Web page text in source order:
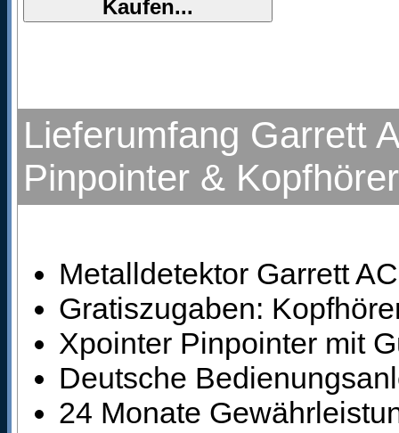
Lieferumfang Garrett
Pinpointer & Kopfhörer
Metalldetektor Garrett
Gratiszugaben:
Xpointer Pinpointer mit
Deutsche
24 Monate